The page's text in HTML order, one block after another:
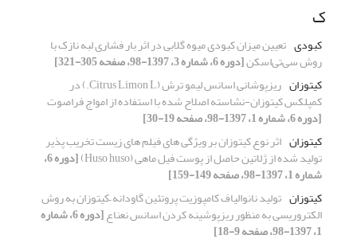
ک
کبودی تعیین میزان کبودی میوه گلابی در اثر بار فشاری لبه نازک با
روش سی‌تی‌اسکن[دوره 6، شماره 3، 1397-98، صفحه 305-321]
کیتوزان
ریزپوشانی اسانس لیمو ترش (Citrus Limon L.) در
کمپلکس کیتوزان-نشاسته اصلاح شده با استفاده از امواج فراصوت
[دوره 6، شماره 1، 1397-98، صفحه 19-30]
کیتوزان اثر نوع کیتوزان بر ویژگی های فیلم های زیست تخریب پذیر
تولید شده از ژلاتین حاصل از پوست فیل ماهی (Huso huso) [دوره 6،
شماره 1، 1397-98، صفحه 149-159]
کیتوزان تولید نانوالیاف کامپوزیت پروتئین گاودانه –کیتوزان به روش
الکتروریسی به منظور ریزپوشینه کردن اسانس نعناع [دوره 6، شماره
1، 1397-98، صفحه 9-18]